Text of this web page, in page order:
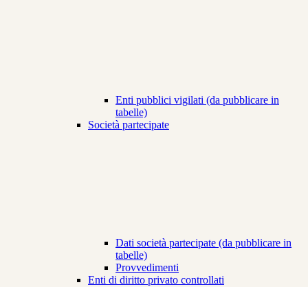
Enti pubblici vigilati (da pubblicare in
tabelle)
Società partecipate
Dati società partecipate (da pubblicare in
tabelle)
Provvedimenti
Enti di diritto privato controllati